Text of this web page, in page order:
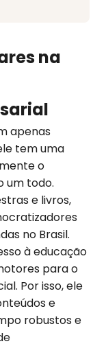
na
apenas
tem uma
o
um todo.
e livros,
no Brasil.
à educação
para o
Por isso, ele
e
robustos e